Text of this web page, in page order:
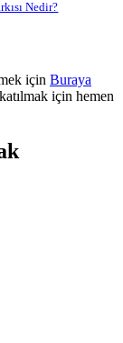
Nedir?
için Buraya
için hemen